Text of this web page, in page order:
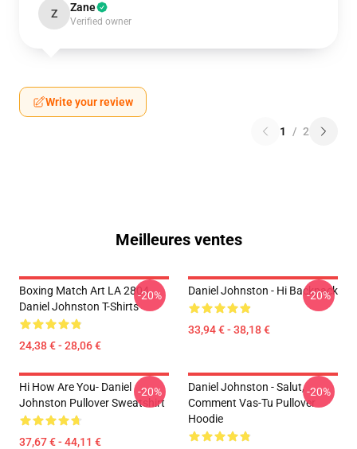
Z Zane
Verified owner
Write your review
1 / 2
Meilleures ventes
Boxing Match Art LA 2804
Daniel Johnston T-Shirts
24,38 € - 28,06 €
-20% Daniel Johnston - Hi Backpack
33,94 € - 38,18 €
-20%
Hi How Are You- Daniel
Johnston Pullover Sweatshirt
37,67 € - 44,11 €
-20%
Daniel Johnston - Salut,
Comment Vas-Tu Pullover
Hoodie
-20%